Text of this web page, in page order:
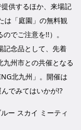
供するほか、来場記
は「庭園」の無料観
でご注意を!!）。
記念品として、先着
州市との共催となる
北九州」。開催は
でみてはいかが!?
ー スカイ ミーティ